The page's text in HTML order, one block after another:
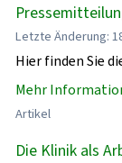
Letzte Änderung:
Hier finden Sie
Mehr
Artikel
Die Klinik als